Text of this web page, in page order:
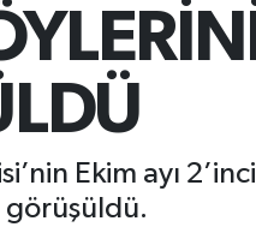
Ekim ayı